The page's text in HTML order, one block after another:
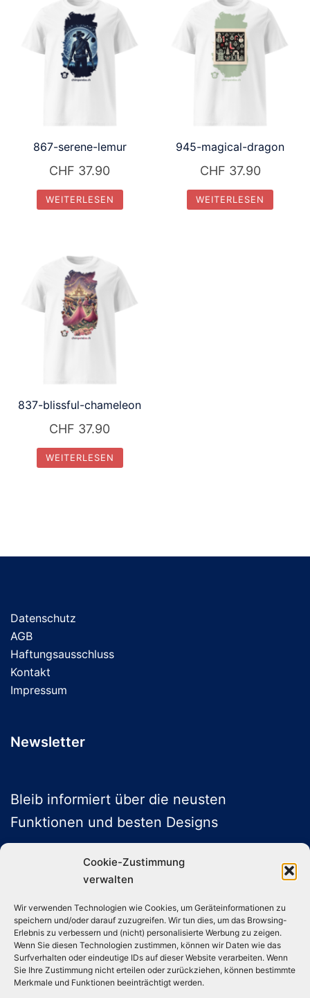
Cookie-Zustimmung
verwalten
Wir verwenden Technologien wie Cookies, um Geräteinformationen zu
speichern und/oder darauf zuzugreifen. Wir tun dies, um das Browsing-
Erlebnis zu verbessern und (nicht) personalisierte Werbung zu zeigen.
Wenn Sie diesen Technologien zustimmen, können wir Daten wie das
Surfverhalten oder eindeutige IDs auf dieser Website verarbeiten. Wenn
Sie Ihre Zustimmung nicht erteilen oder zurückziehen, können bestimmte
Merkmale und Funktionen beeinträchtigt werden.
867-serene-lemur
CHF 37.90
WEITERLESEN
945-magical-dragon
CHF 37.90
WEITERLESEN
837-blissful-chameleon
CHF 37.90
WEITERLESEN
Datenschutz
AGB
Haftungsausschluss
Kontakt
Impressum
Newsletter
Bleib informiert über die neusten
Funktionen und besten Designs
ABONNIEREN
Folge uns auf Social Media